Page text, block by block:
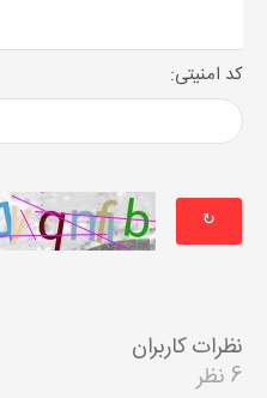
کد امنیتی:
↻
نظرات کاربران
6 نظر